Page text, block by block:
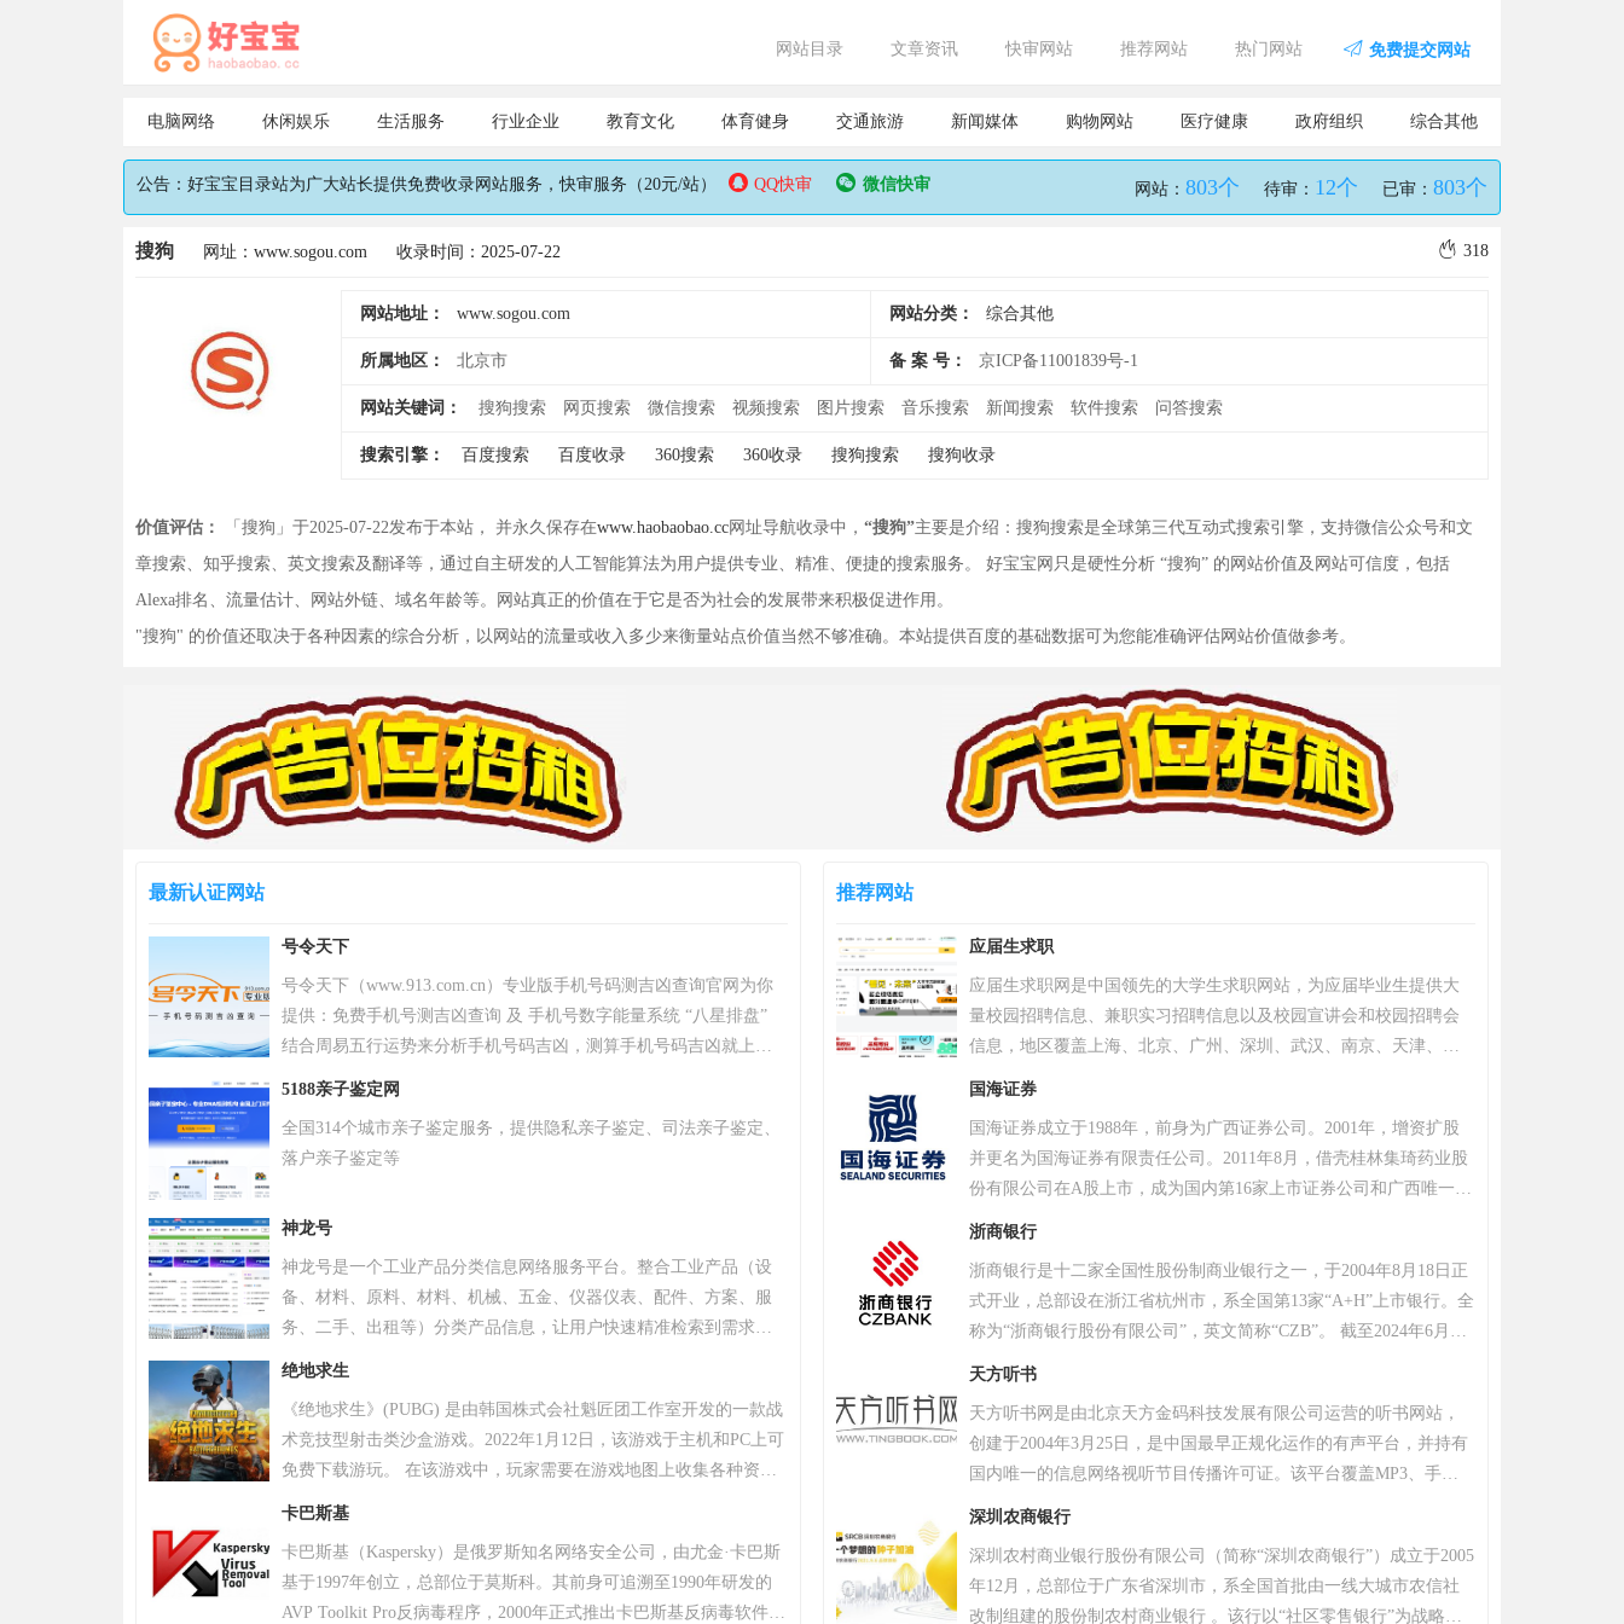
网站目录 文章资讯 快审网站 推荐网站 热门网站 免费提交网站
电脑网络 休闲娱乐 生活服务 行业企业 教育文化 体育健身 交通旅游 新闻媒体 购物网站 医疗健康 政府组织 综合其他
公告：好宝宝目录站为广大站长提供免费收录网站服务，快审服务（20元/站） QQ快审 微信快审 网站： 803个 待审： 12个 已审： 803个
搜狗 网址：www.sogou.com 收录时间：2025-07-22 318
网站地址： www.sogou.com 网站分类： 综合其他
所属地区： 北京市 备 案 号： 京ICP备11001839号-1
网站关键词： 搜狗搜索 网页搜索 微信搜索 视频搜索 图片搜索 音乐搜索 新闻搜索 软件搜索 问答搜索
搜索引擎： 百度搜索 百度收录 360搜索 360收录 搜狗搜索 搜狗收录
价值评估： 「搜狗」于2025-07-22发布于本站， 并永久保存在www.haobaobao.cc网址导航收录中， “搜狗”主要是介绍：搜狗搜索是全球第三代互动式搜索引擎，支持微信公众号和文
章搜索、知乎搜索、英文搜索及翻译等，通过自主研发的人工智能算法为用户提供专业、精准、便捷的搜索服务。 好宝宝网只是硬性分析 “搜狗” 的网站价值及网站可信度，包括
Alexa排名、流量估计、网站外链、域名年龄等。网站真正的价值在于它是否为社会的发展带来积极促进作用。
"搜狗" 的价值还取决于各种因素的综合分析，以网站的流量或收入多少来衡量站点价值当然不够准确。本站提供百度的基础数据可为您能准确评估网站价值做参考。
最新认证网站
号令天下
号令天下（www.913.com.cn）专业版手机号码测吉凶查询官网为你
提供：免费手机号测吉凶查询 及 手机号数字能量系统 “八星排盘”
结合周易五行运势来分析手机号码吉凶，测算手机号码吉凶就上号
令天下官网手机号码测吉凶查询系统，专业最新版、超准，靠谱！
5188亲子鉴定网
全国314个城市亲子鉴定服务，提供隐私亲子鉴定、司法亲子鉴定、
落户亲子鉴定等
神龙号
神龙号是一个工业产品分类信息网络服务平台。整合工业产品（设
备、材料、原料、材料、机械、五金、仪器仪表、配件、方案、服
务、二手、出租等）分类产品信息，让用户快速精准检索到需求产
品信息。同时设有产品排行 榜单、产品品牌、品牌排行、行业专
式宣传企业产品或服务，获得更多商机。
绝地求生
《绝地求生》(PUBG) 是由韩国株式会社魁匠团工作室开发的一款战
术竞技型射击类沙盒游戏。2022年1月12日，该游戏于主机和PC上可
免费下载游玩。 在该游戏中，玩家需要在游戏地图上收集各种资
源，并在不断缩小的安全区域内对抗其他玩家，让自己生存到最后
奖，且打破了7项吉尼斯纪录。 2018年8月9日，《绝地求生》官方宣
布，将开启“百日行动”，进行持续数月的自查运动，为玩家提供一个
卡巴斯基
卡巴斯基（Kaspersky）是俄罗斯知名网络安全公司，由尤金·卡巴斯
基于1997年创立，总部位于莫斯科。其前身可追溯至1990年研发的
AVP Toolkit Pro反病毒程序，2000年正式推出卡巴斯基反病毒软件。
推荐网站
应届生求职
应届生求职网是中国领先的大学生求职网站，为应届毕业生提供大
量校园招聘信息、兼职实习招聘信息以及校园宣讲会和校园招聘会
信息，地区覆盖上海、北京、广州、深圳、武汉、南京、天津、成
都等热门城市。
国海证券
国海证券成立于1988年，前身为广西证券公司。2001年，增资扩股
并更名为国海证券有限责任公司。2011年8月，借壳桂林集琦药业股
份有限公司在A股上市，成为国内第16家上市证券公司和广西唯一的
本土上市金融机构。截至2024年末，公司在全国21个省级区域设立
业金融、机构服务与投资、资产管理、精品研究等为支撑的业务体
系，为个人、企业、机构及政府客户提供多元化金融服务。经营范
围包括证券经纪、证券投资咨询、证券承销与保荐、证券自营、证
券资产管理、证券投资基金代销等。
浙商银行
浙商银行是十二家全国性股份制商业银行之一，于2004年8月18日正
式开业，总部设在浙江省杭州市，系全国第13家“A+H”上市银行。全
称为“浙商银行股份有限公司”，英文简称“CZB”。 截至2024年6月
末，浙商银行在全国22个省（自治区、直辖市）及香港特别行政
大湾区、环渤海、海西地区和部分中西部地区的有效覆盖。在英国
《银行家》杂志“2022年全球银行1000强”榜单中，浙商银行按一级资
本计位列79位。中诚信国际给予浙商银行金融机构评级中最高等级
AAA主体信用评级。
天方听书
天方听书网是由北京天方金码科技发展有限公司运营的听书网站，
创建于2004年3月25日，是中国最早正规化运作的有声平台，并持有
国内唯一的信息网络视听节目传播许可证。该平台覆盖MP3、手机
等终端设备，建成汇集原创小说、中外文学、儿童文学等类别的"有
务，总篇目接近10万篇。2010年8月被盛大文学收购后整合至阅文集
团，并与汉王科技达成内容合作。
深圳农商银行
深圳农村商业银行股份有限公司（简称“深圳农商银行”）成立于2005
年12月，总部位于广东省深圳市，系全国首批由一线大城市农信社
改制组建的股份制农村商业银行 。该行以“社区零售银行”为战略定